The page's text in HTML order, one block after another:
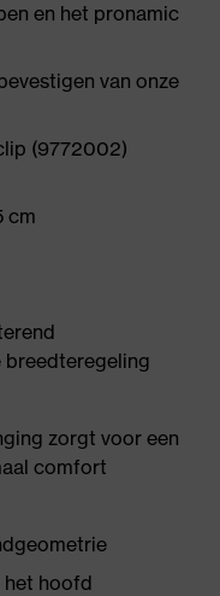
en het pronamic
van onze
(9772002)
cm
breedteregeling
zorgt voor een
comfort
hoofd